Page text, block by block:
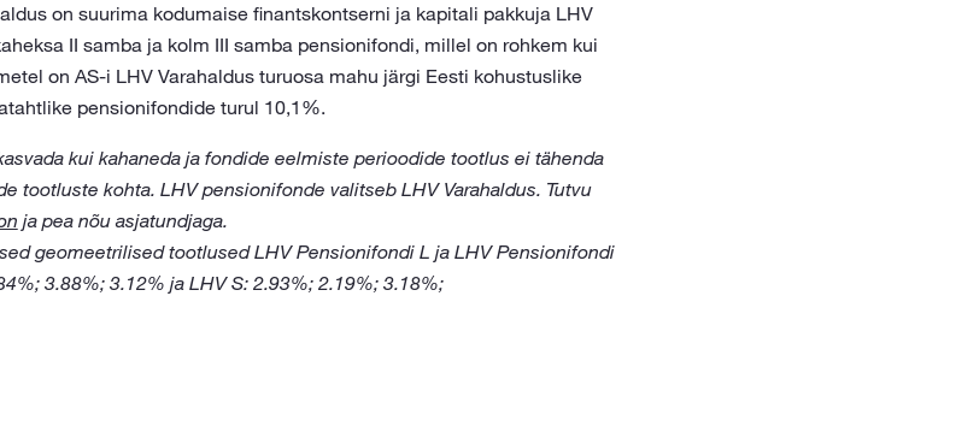
on suurima kodumaise finantskontserni ja kapitali pakkuja LHV
II samba ja kolm III samba pensionifondi, millel on rohkem kui
on AS-i LHV Varahaldus turuosa mahu järgi Eesti kohustuslike
pensionifondide turul 10,1%.
kui kahaneda ja fondide eelmiste perioodide tootlus ei tähenda
tootluste kohta. LHV pensionifonde valitseb LHV Varahaldus. Tutvu
ja pea nõu asjatundjaga.
geomeetrilised tootlused LHV Pensionifondi L ja LHV Pensionifondi
3.88%; 3.12% ja LHV S: 2.93%; 2.19%; 3.18%;